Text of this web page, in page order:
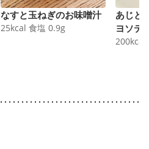
なすと玉ねぎのお味噌汁
25kcal 食塩 0.9g
あじと
ヨソテ
200kcal